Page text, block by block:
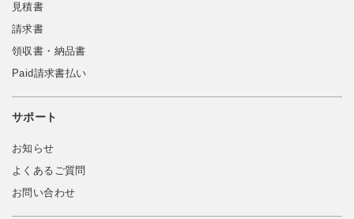
見積書
請求書
領収書・納品書
Paid請求書払い
サポート
お知らせ
よくあるご質問
お問い合わせ